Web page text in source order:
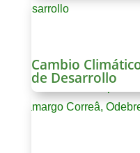
Cambio
de Desarrollo